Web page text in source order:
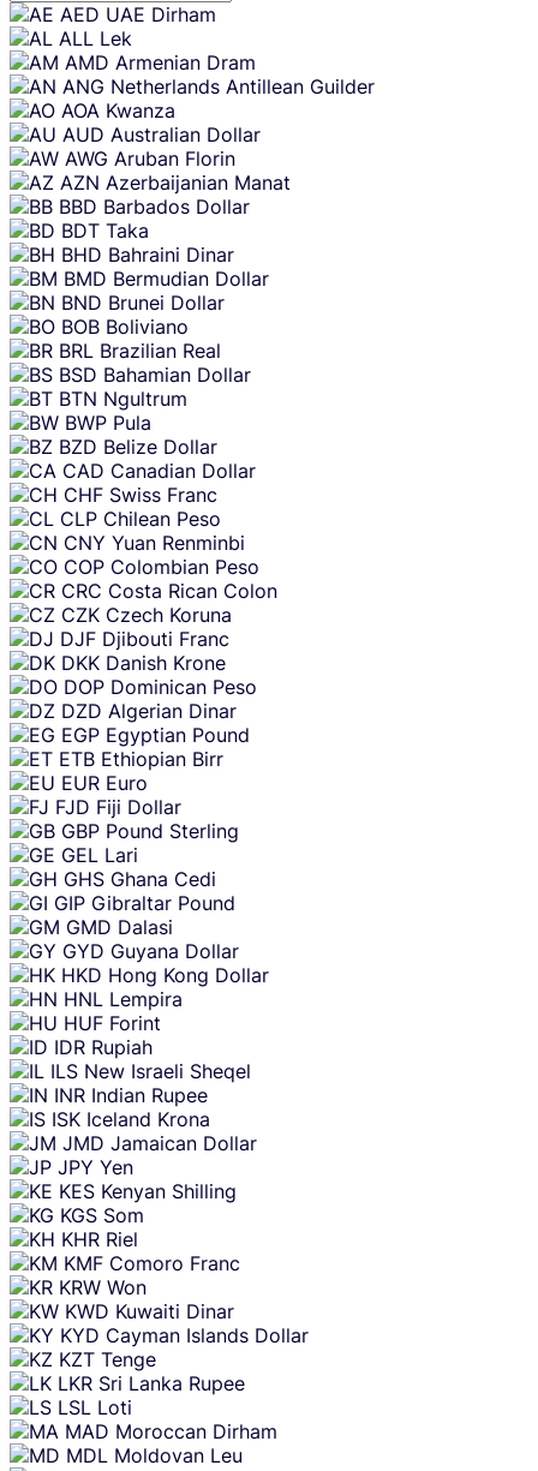
Skip
content
AED UAE Dirham
ALL Lek
AMD Armenian Dram
ANG Netherlands Antillean Guilder
AOA Kwanza
AUD Australian Dollar
AWG Aruban Florin
AZN Azerbaijanian Manat
BBD Barbados Dollar
BDT Taka
BHD Bahraini Dinar
BMD Bermudian Dollar
BND Brunei Dollar
BOB Boliviano
BRL Brazilian Real
BSD Bahamian Dollar
BTN Ngultrum
BWP Pula
BZD Belize Dollar
CAD Canadian Dollar
CHF Swiss Franc
CLP Chilean Peso
CNY Yuan Renminbi
COP Colombian Peso
CRC Costa Rican Colon
CZK Czech Koruna
DJF Djibouti Franc
DKK Danish Krone
DOP Dominican Peso
DZD Algerian Dinar
EGP Egyptian Pound
ETB Ethiopian Birr
EUR Euro
FJD Fiji Dollar
GBP Pound Sterling
GEL Lari
GHS Ghana Cedi
GIP Gibraltar Pound
GMD Dalasi
GYD Guyana Dollar
HKD Hong Kong Dollar
HNL Lempira
HUF Forint
IDR Rupiah
ILS New Israeli Sheqel
INR Indian Rupee
ISK Iceland Krona
JMD Jamaican Dollar
JPY Yen
KES Kenyan Shilling
KGS Som
KHR Riel
KMF Comoro Franc
KRW Won
KWD Kuwaiti Dinar
KYD Cayman Islands Dollar
KZT Tenge
LKR Sri Lanka Rupee
LSL Loti
MAD Moroccan Dirham
MDL Moldovan Leu